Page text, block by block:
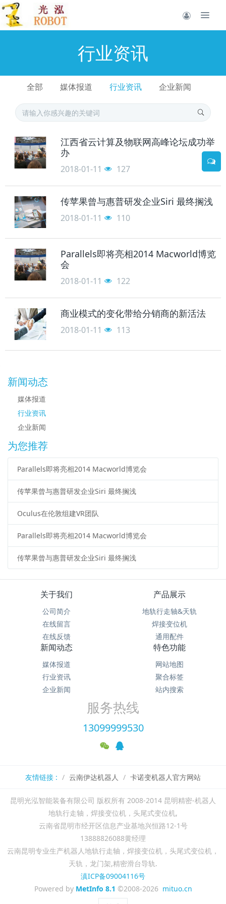
行业资讯
全部 媒体报道 行业资讯 企业新闻
江西省云计算及物联网高峰论坛成功举
办
2018-01-11 127
传苹果曾与惠普研发企业Siri 最终搁浅
2018-01-11 110
Parallels即将亮相2014 Macworld博览
会
2018-01-11 122
商业模式的变化带给分销商的新活法
2018-01-11 113
新闻动态
媒体报道
行业资讯
企业新闻
为您推荐
Parallels即将亮相2014 Macworld博览会
传苹果曾与惠普研发企业Siri 最终搁浅
Oculus在伦敦组建VR团队
Parallels即将亮相2014 Macworld博览会
传苹果曾与惠普研发企业Siri 最终搁浅
关于我们
公司简介
在线留言
在线反馈
产品展示
地轨行走轴&天轨
焊接变位机
通用配件
新闻动态
媒体报道
行业资讯
企业新闻
特色功能
网站地图
聚合标签
站内搜索
服务热线
13099999530
友情链接 : 云南伊达机器人 卡诺变机器人官方网站
昆明光泓智能装备有限公司 版权所有 2008-2014 昆明精密-机器人
地轨行走轴，焊接变位机，头尾式变位机,
云南省昆明市经开区信息产业基地兴恒路12-1号
13888826088黄经理
云南昆明专业生产机器人地轨行走轴，焊接变位机，头尾式变位机，
天轨，龙门架,精密滑台导轨.
滇ICP备09004116号
Powered by MetInfo 8.1 ©2008-2026 mituo.cn